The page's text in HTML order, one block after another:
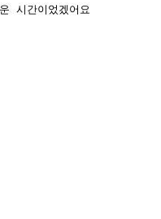
시간이었겠어요